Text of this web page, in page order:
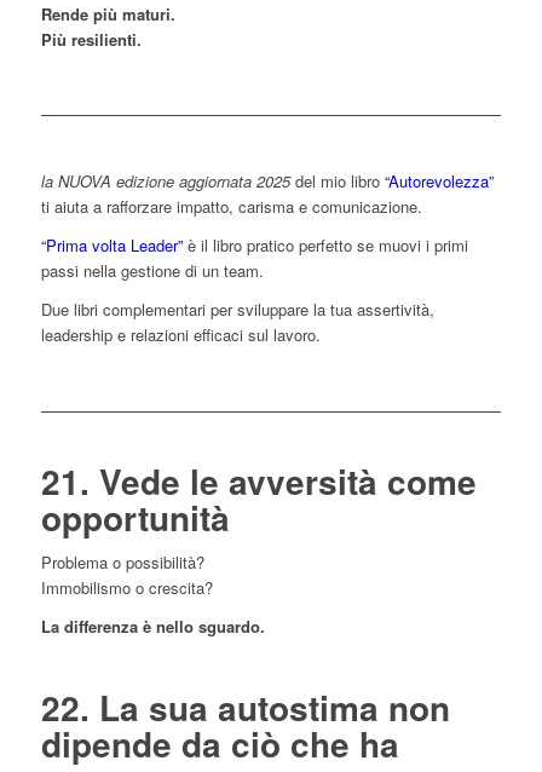
Rende più maturi.
Più resilienti.
la NUOVA edizione aggiornata 2025del mio libro“Autorevolezza”
ti aiuta a rafforzare impatto, carisma e comunicazione.
“Prima volta Leader” è il libro pratico perfetto se muovi i primi
passi nella gestione di un team.
Due libri complementari per sviluppare la tua assertività,
leadership e relazioni efficaci sul lavoro.
21. Vede le avversità come
opportunità
Problema o possibilità?
Immobilismo o crescita?
La differenza è nello sguardo.
22. La sua autostima non
dipende da ciò che ha